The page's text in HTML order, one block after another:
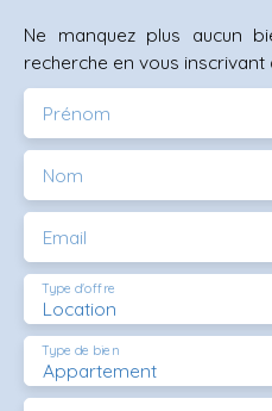
Ne manquez plus aucun
recherche en vous
Prénom
Nom
Email
Location
Type d'offre
Appartement
Type de bien